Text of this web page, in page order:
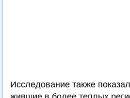
Исследование также